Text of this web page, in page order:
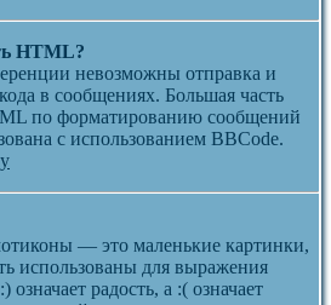
HTML?
невозможны отправка и
в сообщениях. Большая часть
по форматированию сообщений
с использованием BBCode.
— это маленькие картинки,
использованы для выражения
означает радость, а :( означает